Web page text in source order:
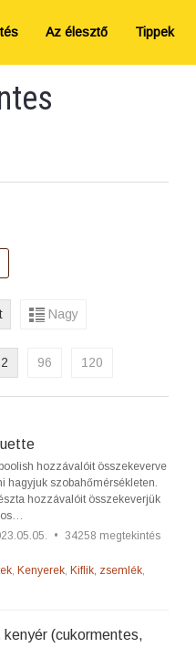
Az élesztő Tippek
Nagy
96 120
hozzávalóit összekeverve
hagyjuk szobahőmérsékleten.
hozzávalóit összekeverjük
• 34258 megtekintés
, Kenyerek, Kiflik, zsemlék,
(cukormentes,